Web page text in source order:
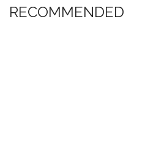
RECOMMENDED